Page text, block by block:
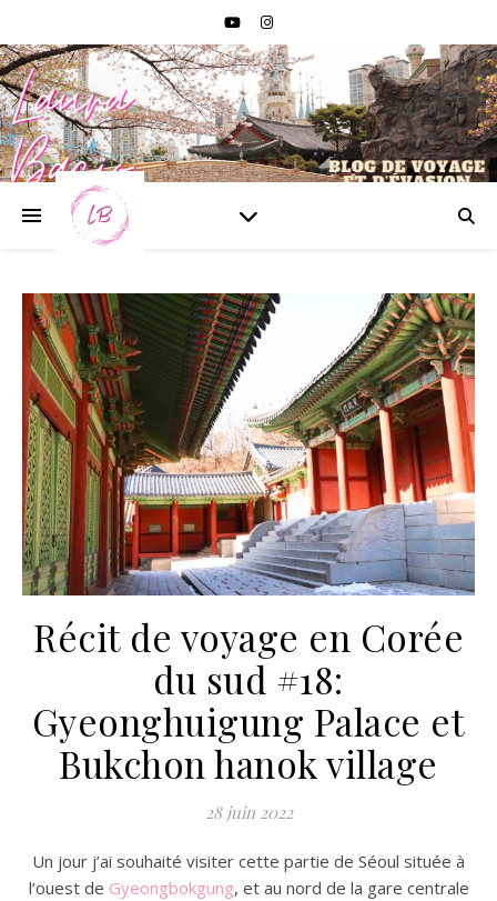
Récit de voyage en Corée
du sud #18:
Gyeonghuigung Palace et
Bukchon hanok village
28 juin 2022
Un jour j’ai souhaité visiter cette partie de Séoul située à
l’ouest de Gyeongbokgung, et au nord de la gare centrale